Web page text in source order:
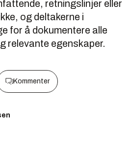
retningslinjer eller
og deltakerne i
for å dokumentere alle
relevante egenskaper.
Kommenter